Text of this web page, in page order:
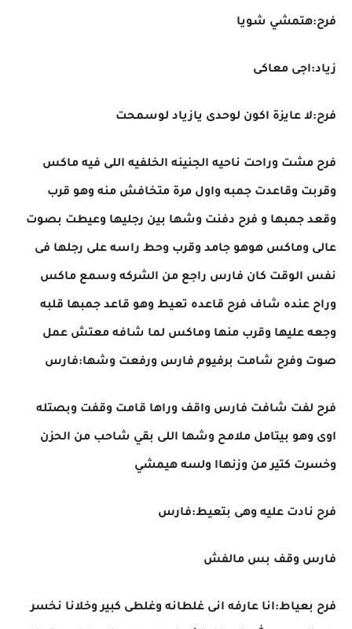
فرح:هتمشي شويا
زياد:اجى معاكى
فرح:لا عايزة اكون لوحدى يازياد لوسمحت
فرح مشت وراحت ناحيه الجنينه الخلفيه اللى فيه ماكس
وقربت وقاعدت جمبه واول مرة متخافش منه وهو قرب
وقعد جمبها و فرح دفنت وشها بين رجليها وعيطت بصوت
عالى وماكس هوهو جامد وقرب وحط راسه على رجلها فى
نفس الوقت كان فارس راجع من الشركه وسمع ماكس
وراح عنده شاف فرح قاعده تعيط وهو قاعد جمبها قلبه
وجعه عليها وقرب منها وماكس لما شافه معتش عمل
صوت وفرح شامت برفيوم فارس ورفعت وشها:فارس
فرح لفت شافت فارس واقف وراها قامت وقفت وبصتله
اوى وهو بيتامل ملامح وشها اللى بقي شاحب من الحزن
وخسرت كتير من وزنهاا ولسه هيمشي
فرح نادت عليه وهى بتعيط:فارس
فارس وقف بس مالفش
فرح بعياط:انا عارفه انى غلطانه وغلطى كبير وخلانا نخسر